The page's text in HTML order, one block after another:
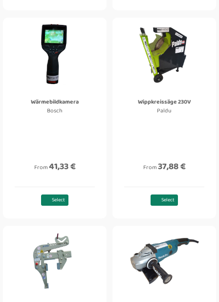
Wärmebildkamera
Bosch
From41,33 €
Select
Wippkreissäge 230V
Paldu
From37,88 €
Select